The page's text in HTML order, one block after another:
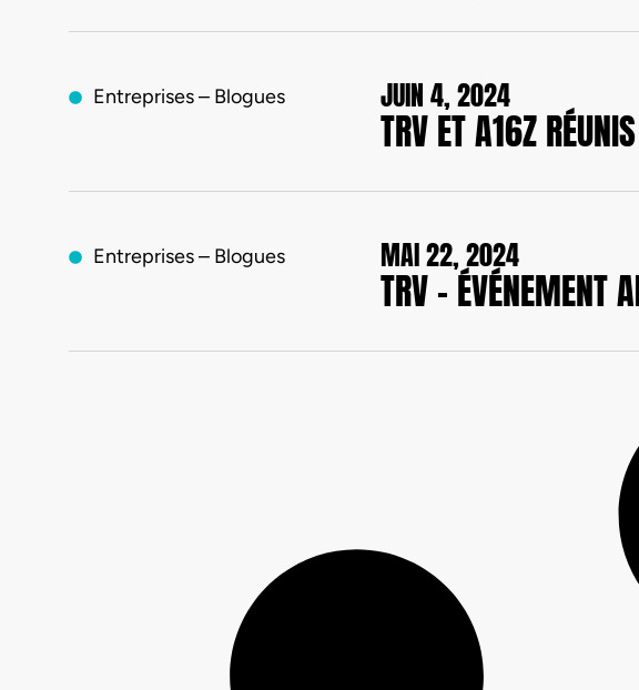
Entreprises – Blogues JUIN 4, 2024
TRV ET A16Z
Entreprises – Blogues MAI 22, 2024
TRV – ÉVÉNEMENT